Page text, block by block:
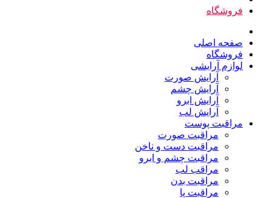
فروشگاه
صفحه اصلی
فروشگاه
لوازم آرایشی
آرایش صورت
آرایش چشم
آرایش ابرو
آرایش لب
مراقبت پوست
مراقبت صورت
مراقبت دست و ناخن
مراقبت چشم و ابرو
مراقب لب
مراقبت بدن
مراقبت پا